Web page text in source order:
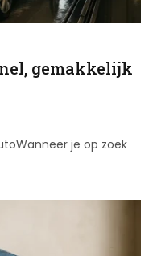
gemakkelijk
je op zoek